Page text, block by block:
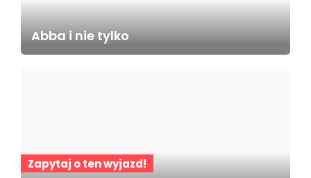
Abba i nie tylko
Zapytaj o ten wyjazd!